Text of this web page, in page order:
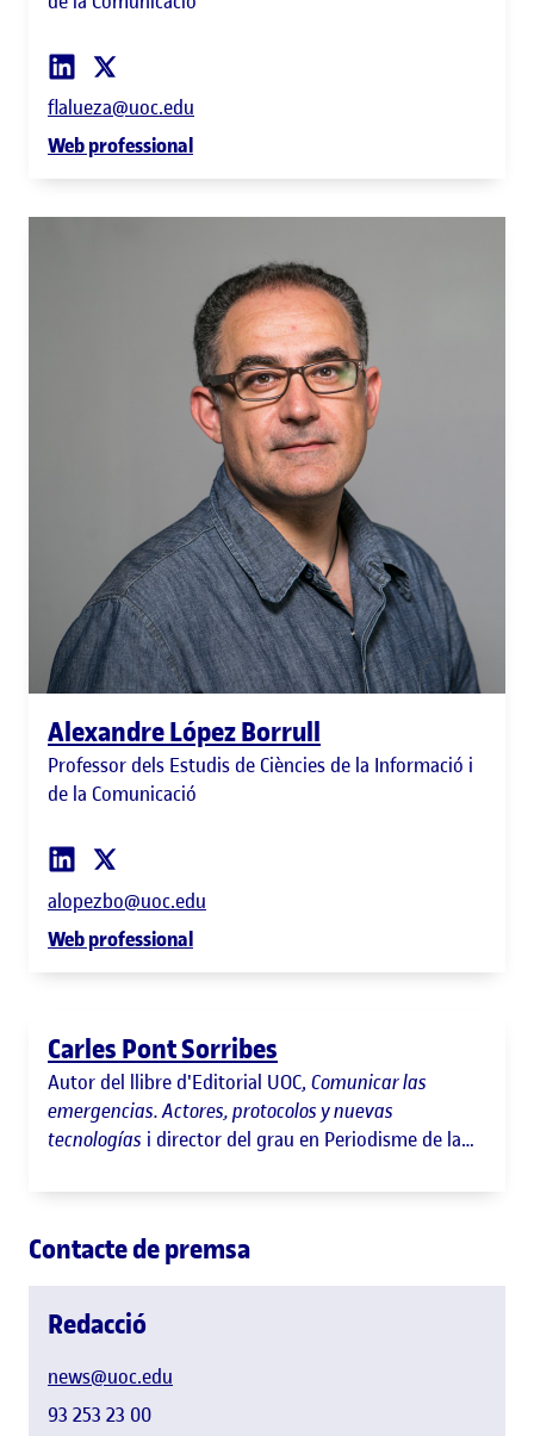
flalueza@uoc.edu
Web professional
Alexandre López Borrull
Professor dels Estudis de Ciències de la Informació i
de la Comunicació
alopezbo@uoc.edu
Web professional
Carles Pont Sorribes
Autor del llibre d'Editorial UOC, Comunicar las
emergencias. Actores, protocolos y nuevas
tecnologías i director del grau en Periodisme de la
Contacte de premsa
Redacció
news@uoc.edu
93 253 23 00